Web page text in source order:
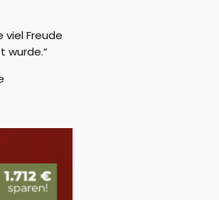
viel Freude
wurde.“